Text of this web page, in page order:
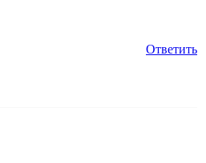
Ответить